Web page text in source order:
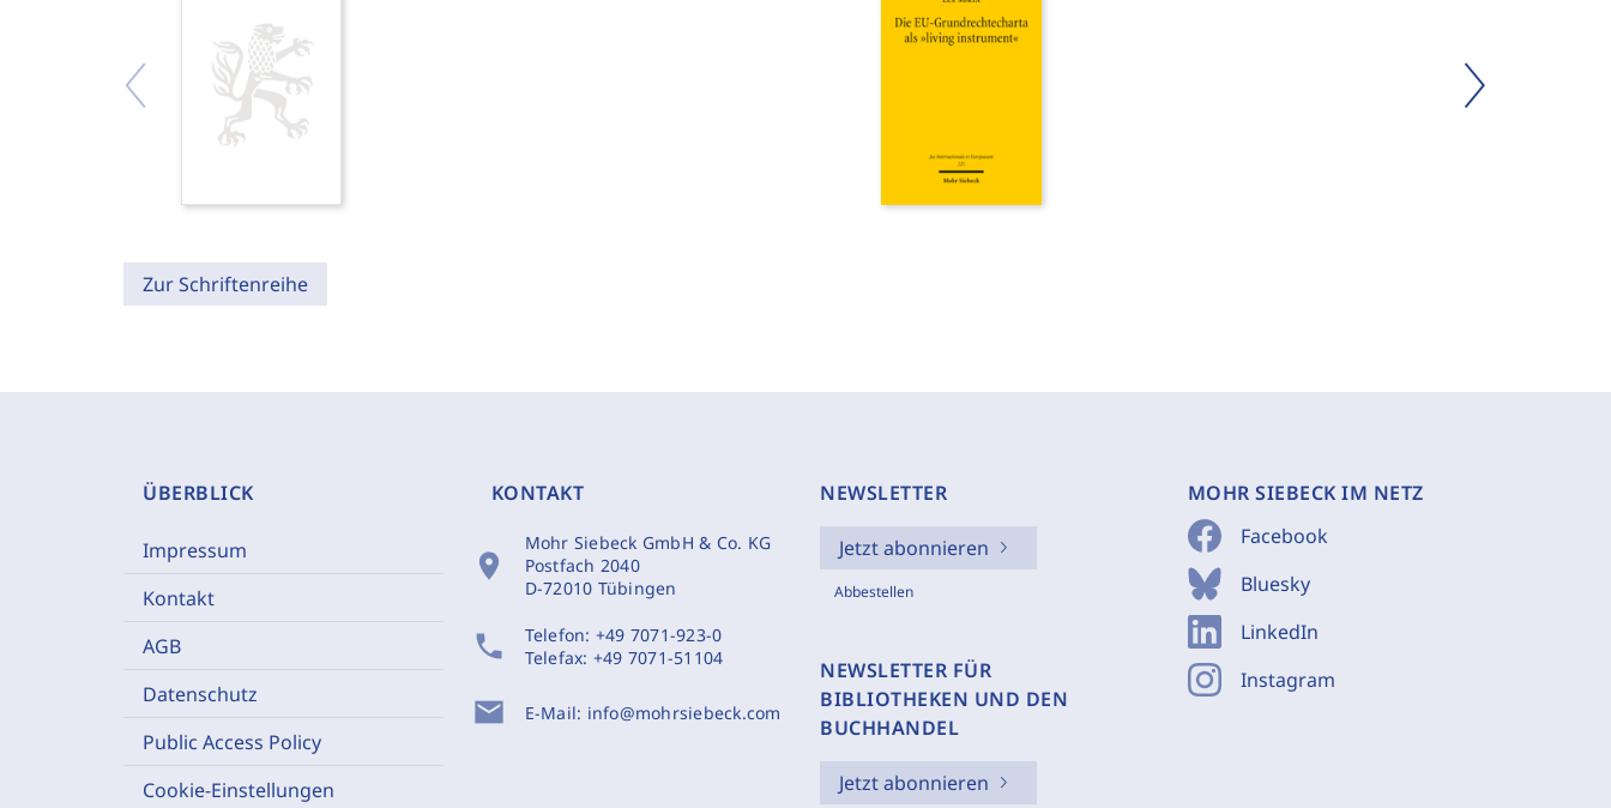
Zur Schriftenreihe
ÜBERBLICK
Impressum
Kontakt
AGB
Datenschutz
Public Access Policy
Cookie-Einstellungen
KONTAKT
location_on
Mohr Siebeck GmbH & Co. KG
Postfach 2040
D-72010 Tübingen
phone Telefon: +49 7071-923-0
Telefax: +49 7071-51104
mail E-Mail: info@mohrsiebeck.com
NEWSLETTER
Jetzt abonnieren
Abbestellen
NEWSLETTER FÜR
BIBLIOTHEKEN UND DEN
BUCHHANDEL
Jetzt abonnieren
MOHR SIEBECK IM NETZ
Facebook
Bluesky
LinkedIn
Instagram